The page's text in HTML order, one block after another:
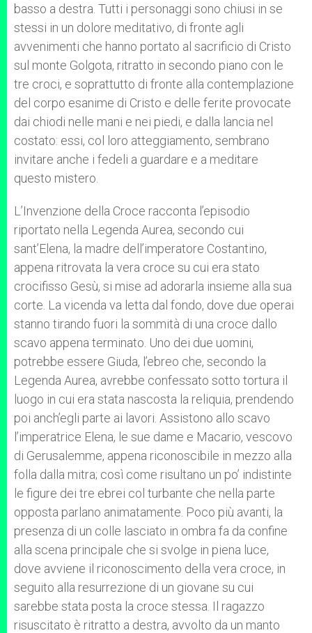
basso a destra. Tutti i personaggi sono chiusi in se
stessi in un dolore meditativo, di fronte agli
avvenimenti che hanno portato al sacrificio di Cristo
sul monte Golgota, ritratto in secondo piano con le
tre croci, e soprattutto di fronte alla contemplazione
del corpo esanime di Cristo e delle ferite provocate
dai chiodi nelle mani e nei piedi, e dalla lancia nel
costato: essi, col loro atteggiamento, sembrano
invitare anche i fedeli a guardare e a meditare
questo mistero.
L’Invenzione della Croce racconta l’episodio
riportato nella Legenda Aurea, secondo cui
sant’Elena, la madre dell’imperatore Costantino,
appena ritrovata la vera croce su cui era stato
crocifisso Gesù, si mise ad adorarla insieme alla sua
corte. La vicenda va letta dal fondo, dove due operai
stanno tirando fuori la sommità di una croce dallo
scavo appena terminato. Uno dei due uomini,
potrebbe essere Giuda, l’ebreo che, secondo la
Legenda Aurea, avrebbe confessato sotto tortura il
luogo in cui era stata nascosta la reliquia, prendendo
poi anch’egli parte ai lavori. Assistono allo scavo
l’imperatrice Elena, le sue dame e Macario, vescovo
di Gerusalemme, appena riconoscibile in mezzo alla
folla dalla mitra; così come risultano un po’ indistinte
le figure dei tre ebrei col turbante che nella parte
opposta parlano animatamente. Poco più avanti, la
presenza di un colle lasciato in ombra fa da confine
alla scena principale che si svolge in piena luce,
dove avviene il riconoscimento della vera croce, in
seguito alla resurrezione di un giovane su cui
sarebbe stata posta la croce stessa. Il ragazzo
risuscitato è ritratto a destra, avvolto da un manto